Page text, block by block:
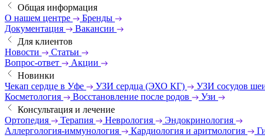
Общая информация
О нашем центре
Бренды
Документация
Вакансии
Для клиентов
Новости
Статьи
Вопрос-ответ
Акции
Новинки
Чекап сердце в Уфе
УЗИ сердца (ЭХО КГ) УЗИ сосудов
Косметология
Восстановление после родов
Узи
Консультация и лечение
Ортопедия
Терапия Неврология
Эндокринология
Аллергология-иммунология
Кардиология и аритмология